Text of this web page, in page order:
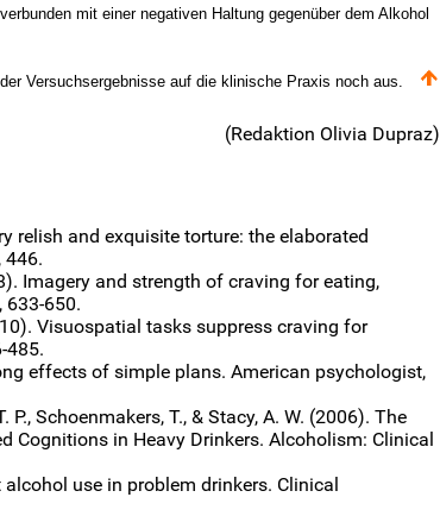
mit einer negativen Haltung gegenüber dem Alkohol
Versuchsergebnisse auf die klinische Praxis noch aus.
(Redaktion Olivia Dupraz)
relish and exquisite torture: the elaborated
446.
Imagery and strength of craving for eating,
633-650.
Visuospatial tasks suppress craving for
485.
effects of simple plans. American psychologist,
P., Schoenmakers, T., & Stacy, A. W. (2006). The
Cognitions in Heavy Drinkers. Alcoholism: Clinical
use in problem drinkers. Clinical